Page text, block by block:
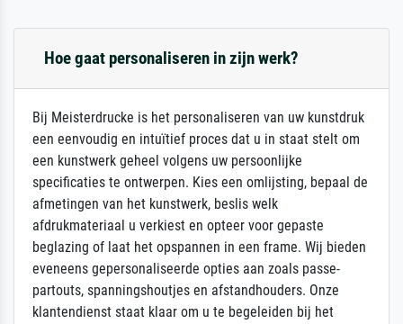
Hoe gaat personaliseren in zijn werk?
Bij Meisterdrucke is het personaliseren van uw kunstdruk
een eenvoudig en intuïtief proces dat u in staat stelt om
een kunstwerk geheel volgens uw persoonlijke
specificaties te ontwerpen. Kies een omlijsting, bepaal de
afmetingen van het kunstwerk, beslis welk
afdrukmateriaal u verkiest en opteer voor gepaste
beglazing of laat het opspannen in een frame. Wij bieden
eveneens gepersonaliseerde opties aan zoals passe-
partouts, spanningshoutjes en afstandhouders. Onze
klantendienst staat klaar om u te begeleiden bij het